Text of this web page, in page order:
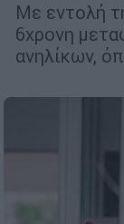
Με εντολή
6χρονη
ανηλίκων,